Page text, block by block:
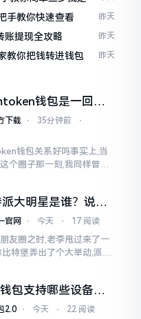
手教你快速查看 昨天
账提现全攻略 昨天
教你把钱转进钱包 昨天
钱包是一回事
了再装钱包
下载 ⋅ 35分钟前
⋅
钱包关系好吗事实上,当
个圈子那一刻,我同样曾因
晰大明星是谁？说实
搞明白
官网 ⋅ 今天 ⋅ 17 阅读
友圈之时,老李甩过来了一
特堡弄出了个大举动,派遣
、“独家”
包支持哪些设备？
能用
2.0 ⋅ 今天 ⋅ 22 阅读